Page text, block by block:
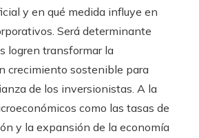
y en qué medida influye en
Será determinante
logren transformar la
crecimiento sostenible para
de los inversionistas. A la
como las tasas de
y la expansión de la economía